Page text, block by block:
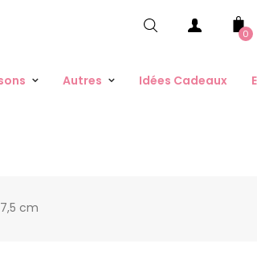
0
Autres Idées Cadeaux
cm